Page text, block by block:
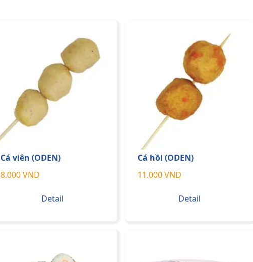
Cá viên (ODEN)
8.000 VND
Detail
Cá hồi (ODEN)
11.000 VND
Detail